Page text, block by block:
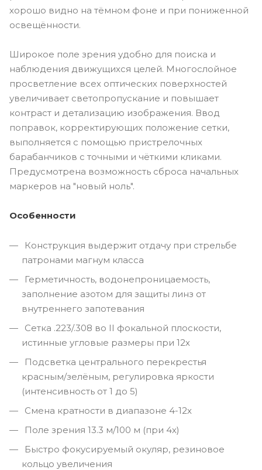
хорошо видно на тёмном фоне и при пониженной
освещённости.
Широкое поле зрения удобно для поиска и
наблюдения движущихся целей. Многослойное
просветление всех оптических поверхностей
увеличивает светопропускание и повышает
контраст и детализацию изображения. Ввод
поправок, корректирующих положение сетки,
выполняется с помощью пристрелочных
барабанчиков с точными и чёткими кликами.
Предусмотрена возможность сброса начальных
маркеров на "новый ноль".
Особенности
Конструкция выдержит отдачу при стрельбе
патронами магнyм класса
Герметичность, водонепроницаемость,
заполнение азотом для защиты линз от
внутреннего запотевания
Сетка .223/.308 во ІІ фокальной плоскости,
истинные угловые размеры при 12х
Подсветка центрального перекрестья
красным/зелёным, регулировка яркости
(интенсивность от 1 до 5)
Смена кратности в диапазоне 4-12х
Поле зрения 13.3 м/100 м (при 4х)
Быстро фокусируемый окуляр, резиновое
кольцо увеличения